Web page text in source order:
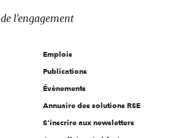
de l'engagement
Emplois
Publications
Évènements
Annuaire des solutions RSE
S'inscrire aux newsletters